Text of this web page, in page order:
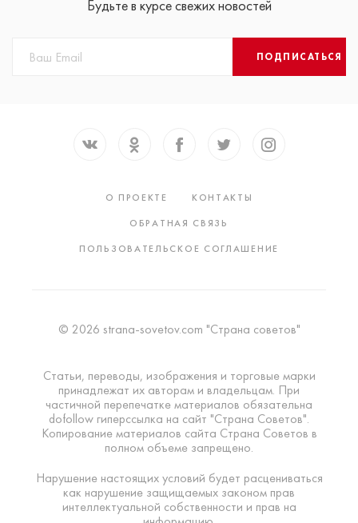
Будьте в курсе свежих новостей
ПОДПИСАТЬСЯ
О ПРОЕКТЕ
КОНТАКТЫ
ОБРАТНАЯ СВЯЗЬ
ПОЛЬЗОВАТЕЛЬСКОЕ СОГЛАШЕНИЕ
© 2026 strana-sovetov.com "Страна советов"
Статьи, переводы, изображения и торговые марки
принадлежат их авторам и владельцам. При
частичной перепечатке материалов обязательна
dofollow гиперссылка на сайт "Страна Советов".
Копирование материалов сайта Страна Советов в
полном объеме запрещено.
Нарушение настоящих условий будет расцениваться
как нарушение защищаемых законом прав
интеллектуальной собственности и прав на